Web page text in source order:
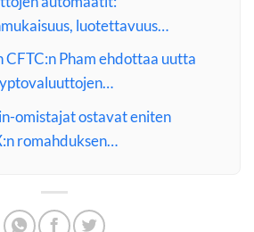
luotettavuus…
Pham ehdottaa uutta
omistajat ostavat eniten
romahduksen…